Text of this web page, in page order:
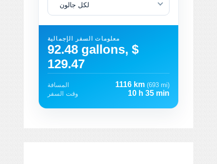
لكل جالون
معلومات السفر الإجمالية
92.48 gallons, $
129.47
المسافة 1116 km (693 mi)
وقت السفر
10 h 35 min